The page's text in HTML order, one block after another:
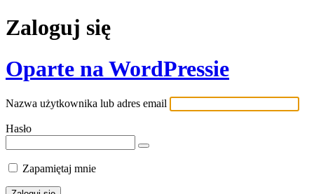
Zaloguj się
Oparte na WordPressie
Nazwa użytkownika lub adres email
Hasło
Zapamiętaj mnie